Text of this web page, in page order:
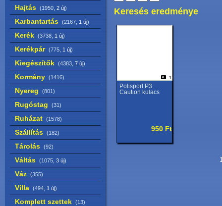
Hajtás (1950, 2 új)
Karbantartás (2167, 1 új)
Kerék (3738, 1 új)
Kerékpár (775, 1 új)
Kiegészítők (4383, 7 új)
Kormány (1416)
Nyereg (801)
Rugóstag (31)
Ruházat (1578)
Szállítás (182)
Tárolás (92)
Váltás (1075, 3 új)
Váz (355)
Villa (494, 1 új)
Komplett szettek (13)
Keresés eredménye
1
Polisport P3
Caution kulacs
950 Ft